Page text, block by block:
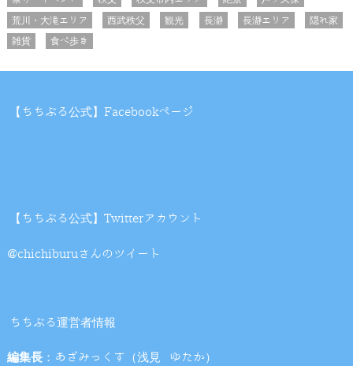
荒川・大滝エリア
西武秩父 観光 長瀞 長瀞エリア
隠れ家
雑貨
食べ歩き
【ちちぶる公式】Facebookページ
【ちちぶる公式】Twitterアカウント
@chichiburuさんのツイート
ちちぶる運営者情報
編集長：あざみっくす（浅見 ゆたか）